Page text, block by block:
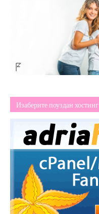
Изаберите поуздан хостинг